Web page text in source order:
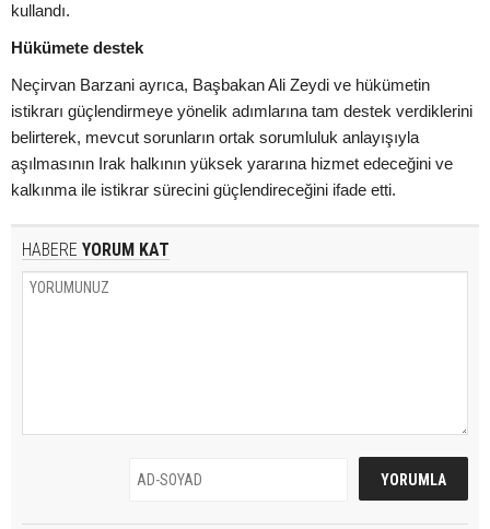
kullandı.
Hükümete destek
Neçirvan Barzani ayrıca, Başbakan Ali Zeydi ve hükümetin
istikrarı güçlendirmeye yönelik adımlarına tam destek verdiklerini
belirterek, mevcut sorunların ortak sorumluluk anlayışıyla
aşılmasının Irak halkının yüksek yararına hizmet edeceğini ve
kalkınma ile istikrar sürecini güçlendireceğini ifade etti.
HABERE YORUM KAT